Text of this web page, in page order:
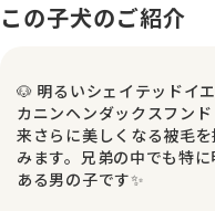
この子犬のご紹介
🐶 明るいシェイテッドイ
カニンヘンダックスフン
来さらに美しくなる被毛
みます。兄弟の中でも特
ある男の子です✨